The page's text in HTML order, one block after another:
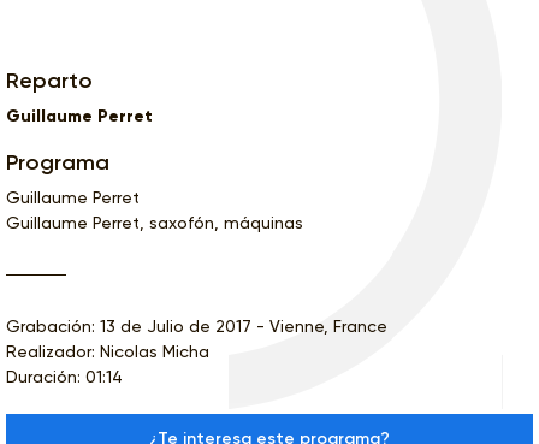
Reparto
Guillaume Perret
Programa
Guillaume Perret
Guillaume Perret, saxofón, máquinas
Grabación: 13 de Julio de 2017 - Vienne, France
Realizador: Nicolas Micha
Duración: 01:14
¿Te interesa este programa?